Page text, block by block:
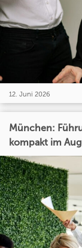
12. Juni 2026
München:
kompakt im